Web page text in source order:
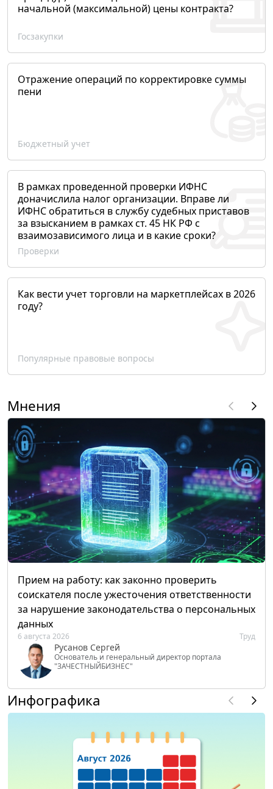
начальной (максимальной) цены контракта?
Госзакупки
Отражение операций по корректировке суммы
пени
Бюджетный учет
В рамках проведенной проверки ИФНС
доначислила налог организации. Вправе ли
ИФНС обратиться в службу судебных приставов
за взысканием в рамках ст. 45 НК РФ с
взаимозависимого лица и в какие сроки?
Проверки
Как вести учет торговли на маркетплейсах в 2026
году?
Популярные правовые вопросы
Мнения
Прием на работу: как законно проверить
соискателя после ужесточения ответственности
за нарушение законодательства о персональных
данных
6 августа 2026 Труд
Русанов Сергей
Основатель и генеральный директор портала
"ЗАЧЕСТНЫЙБИЗНЕС"
Инфографика